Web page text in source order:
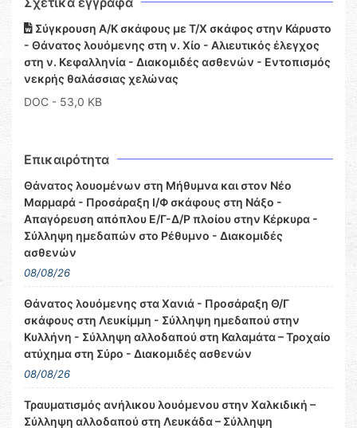
Σύγκρουση Α/Κ σκάφους με Τ/Χ σκάφος στην Κάρυστο
- Θάνατος λουόμενης στη ν. Χίο - Αλιευτικός έλεγχος
στη ν. Κεφαλληνία - Διακομιδές ασθενών - Εντοπισμός
νεκρής θαλάσσιας χελώνας
DOC - 53,0 KB
Επικαιρότητα
Θάνατος λουομένων στη Μήθυμνα και στον Νέο
Μαρμαρά - Προσάραξη Ι/Φ σκάφους στη Νάξο -
Απαγόρευση απόπλου Ε/Γ-Δ/Ρ πλοίου στην Κέρκυρα -
Σύλληψη ημεδαπών στο Ρέθυμνο - Διακομιδές
ασθενών
08/08/26
Θάνατος λουόμενης στα Χανιά - Προσάραξη Θ/Γ
σκάφους στη Λευκίμμη - Σύλληψη ημεδαπού στην
Κυλλήνη - Σύλληψη αλλοδαπού στη Καλαμάτα – Τροχαίο
ατύχημα στη Σύρο - Διακομιδές ασθενών
08/08/26
Τραυματισμός ανήλικου λουόμενου στην Χαλκιδική –
Σύλληψη αλλοδαπού στη Λευκάδα – Σύλληψη